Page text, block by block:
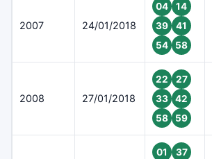
2007 24/01/2018
04
14
39
41
54
58
2008 27/01/2018
22
27
33
42
58
59
01
37